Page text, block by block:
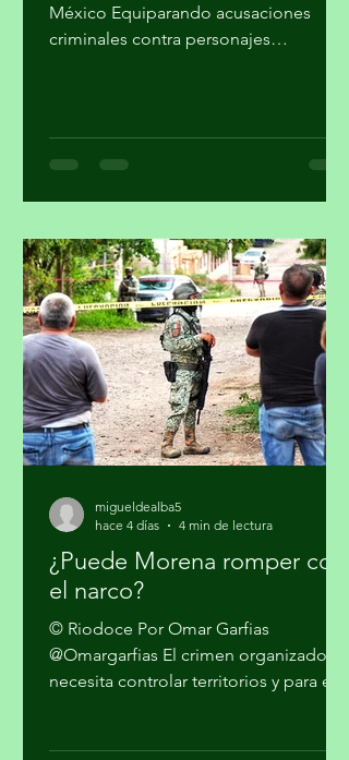
Temas Centrales de la política en
México Equiparando acusaciones
Rasso mitirasso@yahoo.com.mx Parte
de las estrategias anunciadas por el
gobierno de los Estados Unidos (EUA)
en su lucha contra el narcotráfico, la
persistencia que tiene el presidente
Donald Trump en qu
¿Puede Morena romper con
el narco?
© Riodoce Por Omar Garfias
@Omargarfias El crimen organizado
hace 4 días
4 min de lectura